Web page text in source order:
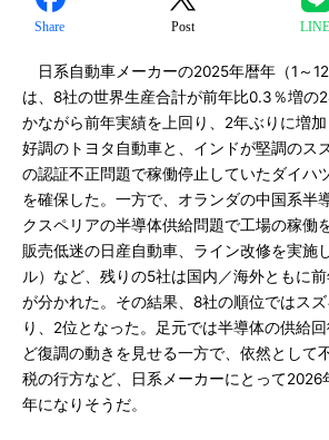
Share Post LINE
日系自動車メーカーの2025年暦年（1～
は、8社の世界生産合計が前年比0.3％増の
かながら前年実績を上回り、2年ぶりに増
好調のトヨタ自動車と、インドが堅調のス
の認証不正問題で稼働停止していたダイハ
を確保した。一方で、オランダの中国系半
クスペリアの半導体供給問題で工場の稼働
販売低迷の日産自動車、ライン改修を実施
ル）など、残りの5社は国内／海外ともに
が分かれた。その結果、8社の順位ではス
り、2位となった。足元では半導体の供給
ど復調の動きを見せる一方で、依然として
税の行方など、日系メーカーにとって2026
年になりそうだ。